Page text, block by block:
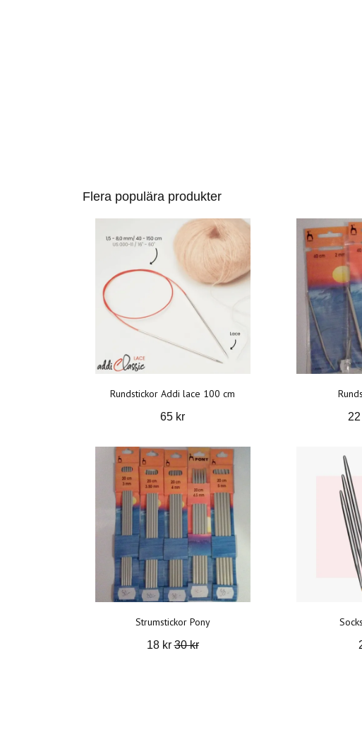
Flera populära produkter
Rundstickor Addi lace 100 cm
65 kr
Strumstickor Pony
18 kr30 kr